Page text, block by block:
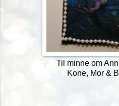
Til minne om
Kone, Mor &